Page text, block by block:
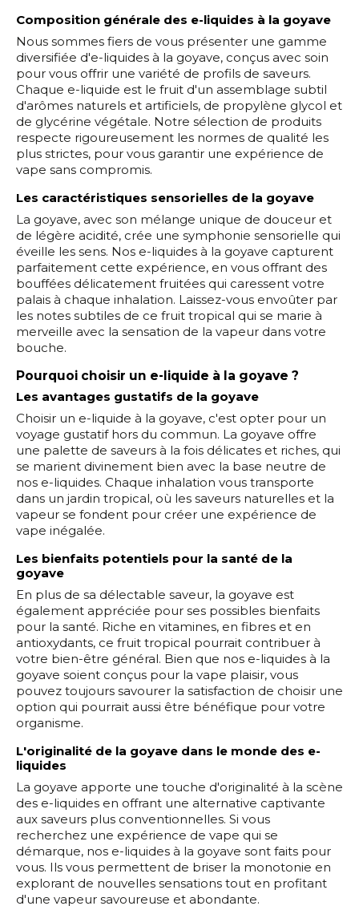
Composition générale des e-liquides à la goyave
Nous sommes fiers de vous présenter une gamme
diversifiée d'e-liquides à la goyave, conçus avec soin
pour vous offrir une variété de profils de saveurs.
Chaque e-liquide est le fruit d'un assemblage subtil
d'arômes naturels et artificiels, de propylène glycol et
de glycérine végétale. Notre sélection de produits
respecte rigoureusement les normes de qualité les
plus strictes, pour vous garantir une expérience de
vape sans compromis.
Les caractéristiques sensorielles de la goyave
La goyave, avec son mélange unique de douceur et
de légère acidité, crée une symphonie sensorielle qui
éveille les sens. Nos e-liquides à la goyave capturent
parfaitement cette expérience, en vous offrant des
bouffées délicatement fruitées qui caressent votre
palais à chaque inhalation. Laissez-vous envoûter par
les notes subtiles de ce fruit tropical qui se marie à
merveille avec la sensation de la vapeur dans votre
bouche.
Pourquoi choisir un e-liquide à la goyave ?
Les avantages gustatifs de la goyave
Choisir un e-liquide à la goyave, c'est opter pour un
voyage gustatif hors du commun. La goyave offre
une palette de saveurs à la fois délicates et riches, qui
se marient divinement bien avec la base neutre de
nos e-liquides. Chaque inhalation vous transporte
dans un jardin tropical, où les saveurs naturelles et la
vapeur se fondent pour créer une expérience de
vape inégalée.
Les bienfaits potentiels pour la santé de la
goyave
En plus de sa délectable saveur, la goyave est
également appréciée pour ses possibles bienfaits
pour la santé. Riche en vitamines, en fibres et en
antioxydants, ce fruit tropical pourrait contribuer à
votre bien-être général. Bien que nos e-liquides à la
goyave soient conçus pour la vape plaisir, vous
pouvez toujours savourer la satisfaction de choisir une
option qui pourrait aussi être bénéfique pour votre
organisme.
L'originalité de la goyave dans le monde des e-
liquides
La goyave apporte une touche d'originalité à la scène
des e-liquides en offrant une alternative captivante
aux saveurs plus conventionnelles. Si vous
recherchez une expérience de vape qui se
démarque, nos e-liquides à la goyave sont faits pour
vous. Ils vous permettent de briser la monotonie en
explorant de nouvelles sensations tout en profitant
d'une vapeur savoureuse et abondante.